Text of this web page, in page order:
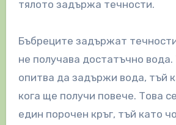
тялото задържа течности.
Бъбреците задържат
не получава достатъчно вода.
опитва да задържи вода, тъй
кога ще получи повече. Това
един порочен кръг, тъй като